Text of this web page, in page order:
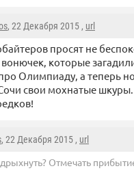
, 22 Декабря 2015 , url
просят не
вонючек, которые
Олимпиаду, а теперь
свои мохнатые
, 22 Декабря 2015 , url
Отмечать